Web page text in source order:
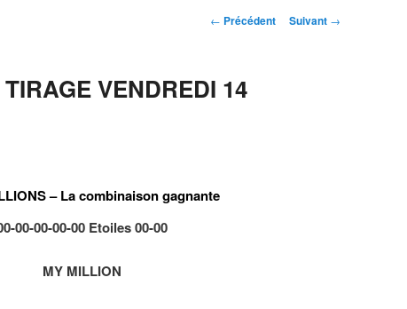
Navigation
← Précédent Suivant →
VENDREDI 14
– La combinaison gagnante
00-00-00-00 Etoiles 00-00
MY MILLION